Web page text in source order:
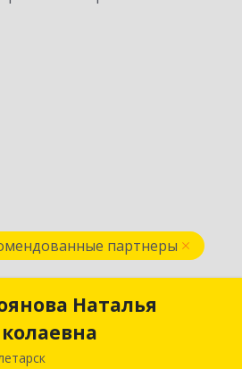
партнеры
Наталья
Стоянова Наталья